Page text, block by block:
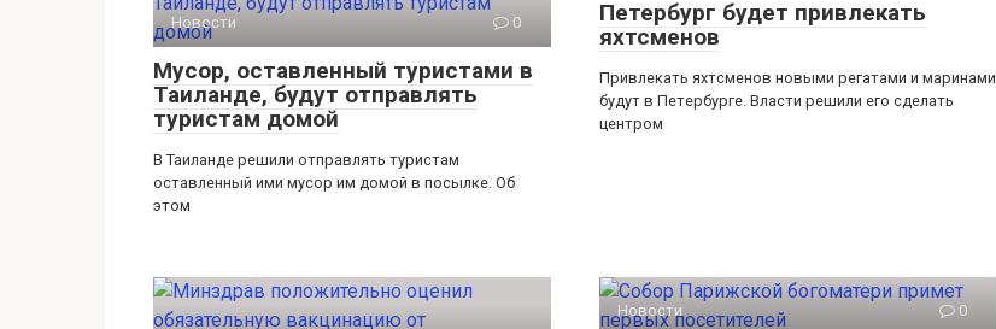
Новости 0
Мусор, оставленный туристами в
Таиланде, будут отправлять
туристам домой
В Таиланде решили отправлять туристам
оставленный ими мусор им домой в посылке. Об
этом
Петербург будет привлекать
яхтсменов
Привлекать яхтсменов новыми регатами и маринами
будут в Петербурге. Власти решили его сделать
центром
Новости 0